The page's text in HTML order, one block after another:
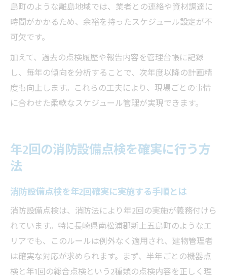
島町のような離島地域では、業者との連絡や資材調達に
時間がかかるため、余裕を持ったスケジュール設定が不
可欠です。
加えて、過去の点検履歴や報告内容を管理台帳に記録
し、毎年の傾向を分析することで、次年度以降の計画精
度も向上します。これらの工夫により、現場ごとの事情
に合わせた柔軟なスケジュール管理が実現できます。
年2回の消防設備点検を確実に行う方
法
消防設備点検を年2回確実に実施する手順とは
消防設備点検は、消防法により年2回の実施が義務付けら
れています。特に長崎県南松浦郡新上五島町のようなエ
リアでも、このルールは例外なく適用され、建物管理者
は確実な対応が求められます。まず、半年ごとの機器点
検と年1回の総合点検という2種類の点検内容を正しく理